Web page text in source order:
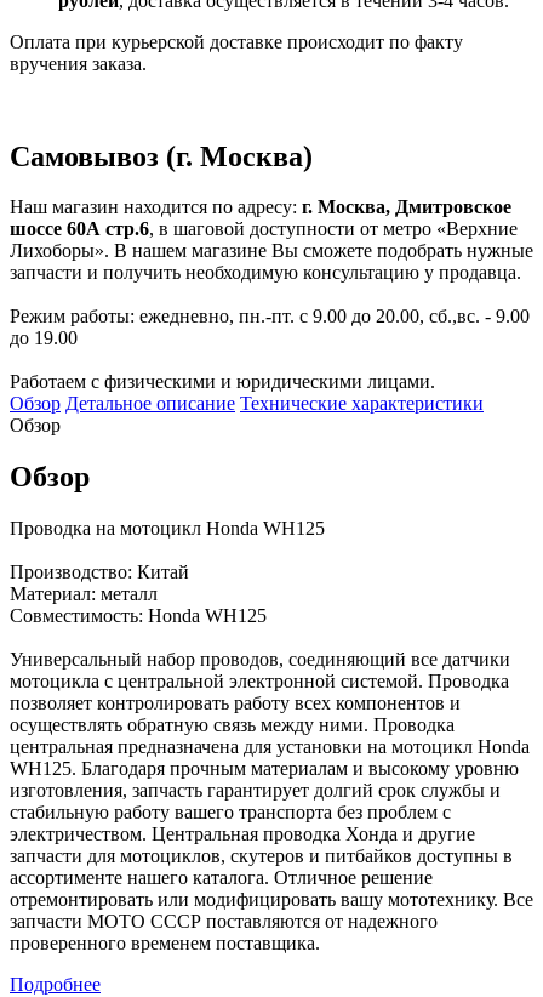
Оплата при курьерской доставке происходит по факту
вручения заказа.
Самовывоз (г. Москва)
Наш магазин находится по адресу: г. Москва, Дмитровское
шоссе 60А стр.6, в шаговой доступности от метро «Верхние
Лихоборы». В нашем магазине Вы сможете подобрать нужные
запчасти и получить необходимую консультацию у продавца.
Режим работы: ежедневно, пн.-пт. с 9.00 до 20.00, сб.,вс. - 9.00
до 19.00
Работаем с физическими и юридическими лицами.
Обзор Детальное описание Технические характеристики
Обзор
Обзор
Проводка на мотоцикл Honda WH125
Производство: Китай
Материал: металл
Совместимость: Honda WH125
Универсальный набор проводов, соединяющий все датчики
мотоцикла с центральной электронной системой. Проводка
позволяет контролировать работу всех компонентов и
осуществлять обратную связь между ними. Проводка
центральная предназначена для установки на мотоцикл Honda
WH125. Благодаря прочным материалам и высокому уровню
изготовления, запчасть гарантирует долгий срок службы и
стабильную работу вашего транспорта без проблем с
электричеством. Центральная проводка Хонда и другие
запчасти для мотоциклов, скутеров и питбайков доступны в
ассортименте нашего каталога. Отличное решение
отремонтировать или модифицировать вашу мототехнику. Все
запчасти МОТО СССР поставляются от надежного
проверенного временем поставщика.
Подробнее